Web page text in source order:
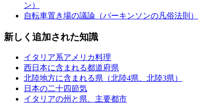
ン）
自転車置き場の議論（パーキンソンの凡俗法則）
新しく追加された知識
イタリア系アメリカ料理
西日本に含まれる都道府県
北陸地方に含まれる県（北陸4県、北陸3県）
日本の二十四節気
イタリアの州と県、主要都市